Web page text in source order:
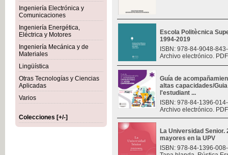
Ingeniería Electrónica y
Comunicaciones
Ingeniería Energética,
Eléctrica y Motores
Ingeniería Mecánica y de
Materiales
Lingüística
Otras Tecnologías y Ciencias
Aplicadas
Varios
Colecciones [+/-]
Escola Politècnica
1994-2019
ISBN: 978-84-9048-
Archivo electrónico.
Guía de
altas capacidades/
l'estudiant ...
ISBN: 978-84-1396-
Archivo electrónico.
La Universidad
mayores en la UPV
ISBN: 978-84-1396-